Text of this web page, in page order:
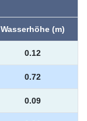
Wasserhöhe (m)
0.12
0.72
0.09